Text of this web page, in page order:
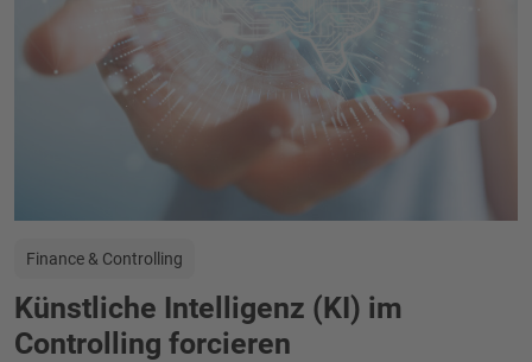
Finance & Controlling
Künstliche Intelligenz (KI) im
Controlling forcieren